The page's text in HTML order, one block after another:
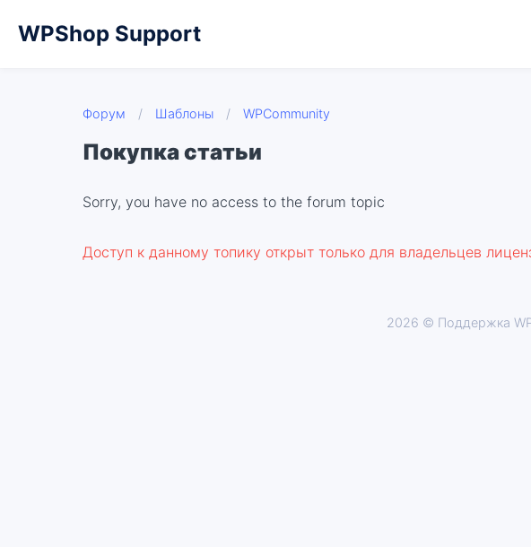
WPShop Support
Форум / Шаблоны / WPCommunity
Покупка статьи
Sorry, you have no access to the forum topic
Доступ к данному топику открыт только для владельцев
2026 © Поддержка